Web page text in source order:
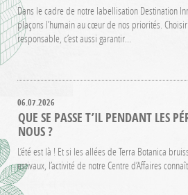
Dans le cadre de notre labellisation Destination
plaçons l’humain au cœur de nos priorités.
responsable, c’est aussi garantir…
06.07.2026
QUE SE PASSE T’IL PENDANT LES
NOUS ?
L’été est là ! Et si les allées de Terra Botanica
estivaux, l’activité de notre Centre d’Affaires